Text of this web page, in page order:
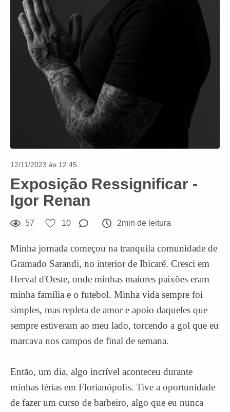
12/11/2023 às 12:45
Exposição Ressignificar -
Igor Renan
57 10 2min de leitura
Minha jornada começou na tranquila comunidade de
Gramado Sarandi, no interior de Ibicaré. Cresci em
Herval d'Oeste, onde minhas maiores paixões eram
minha família e o futebol. Minha vida sempre foi
simples, mas repleta de amor e apoio daqueles que
sempre estiveram ao meu lado, torcendo a gol que eu
marcava nos campos de final de semana.
Então, um dia, algo incrível aconteceu durante
minhas férias em Florianópolis. Tive a oportunidade
de fazer um curso de barbeiro, algo que eu nunca